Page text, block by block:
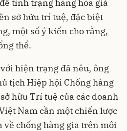
tình trạng hàng hóa giả
sở hữu trí tuệ, đặc biệt
một số ý kiến cho rằng,
thể.
hiện trạng đã nêu, ông
tịch Hiệp hội Chống hàng
hữu Trí tuệ của các doanh
Nam cần một chiến lược
về chống hàng giả trên môi